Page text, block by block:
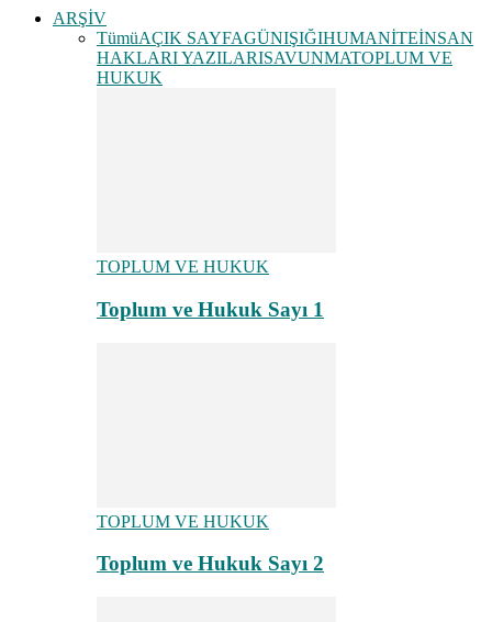
ARŞİV
TümüAÇIK SAYFAGÜNIŞIĞIHUMANİTEİNSAN
HAKLARI YAZILARISAVUNMATOPLUM VE
HUKUK
TOPLUM VE HUKUK
Toplum ve Hukuk Sayı 1
TOPLUM VE HUKUK
Toplum ve Hukuk Sayı 2